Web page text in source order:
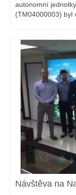
autonomní
(TM04000003) byl
Návštěva na